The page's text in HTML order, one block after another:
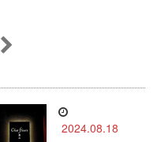
2024.08.18